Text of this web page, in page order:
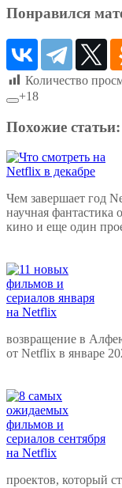
Понравился
Количество
+18
Похожие статьи:
Чем завершает год
научная фантастика
кино и еще один
возвращение в
от Netflix в январе
проектов, который